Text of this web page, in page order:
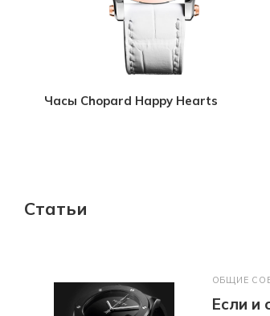
Часы Chopard Happy Hearts
Статьи
ОБЩИЕ
Если и